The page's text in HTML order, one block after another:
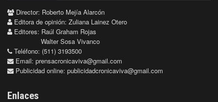
Director: Roberto Mejía Alarcón
Editora de opinión: Zuliana Lainez Otero
Editores: Raúl Graham Rojas
Walter Sosa Vivanco
Teléfono: (511) 3193500
Email: prensacronicaviva@gmail.com
Publicidad online: publicidadcronicaviva@gmail.com
Enlaces